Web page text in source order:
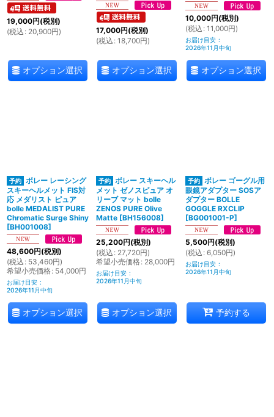
19,000円(税別)
(税込 : 20,900円)
オプション選択
17,000円(税別)
(税込 : 18,700円)
オプション選択
10,000円(税別)
(税込 : 11,000円)
お届け目安 :
2026年11月中旬
オプション選択
ボレー レーシング
スキーヘルメット FIS対
応 メダリスト ピュア
bolle MEDALIST PURE
Chromatic Surge Shiny
[BH001008]
48,600円(税別)
(税込 : 53,460円)
希望小売価格: 54,000円
お届け目安 :
2026年11月中旬
オプション選択
ボレー スキーヘル
メット ゼノスピュア オ
リーブ マット bolle
ZENOS PURE Olive
Matte [BH156008]
25,200円(税別)
(税込 : 27,720円)
希望小売価格: 28,000円
お届け目安 :
2026年11月中旬
オプション選択
ボレー ゴーグル用
眼鏡アダプター SOSア
ダプター BOLLE
GOGGLE RXCLIP
[BG001001-P]
5,500円(税別)
(税込 : 6,050円)
お届け目安 :
2026年11月中旬
予約する